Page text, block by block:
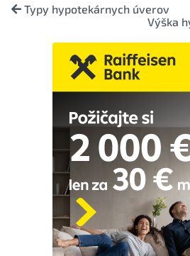
Typy hypotekárnych úverov
Výška